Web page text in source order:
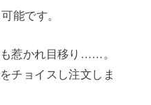
能です。
惹かれ目移り……。
チョイスし注文しま